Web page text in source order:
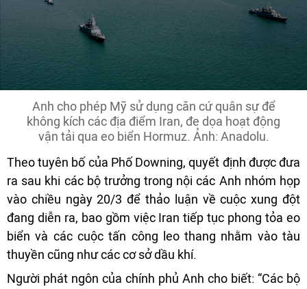
Anh cho phép Mỹ sử dụng căn cứ quân sự để
không kích các địa điểm Iran, đe dọa hoạt động
vận tải qua eo biển Hormuz. Ảnh: Anadolu.
Theo tuyên bố của Phố Downing, quyết định được đưa
ra sau khi các bộ trưởng trong nội các Anh nhóm họp
vào chiều ngày 20/3 để thảo luận về cuộc xung đột
đang diễn ra, bao gồm việc Iran tiếp tục phong tỏa eo
biển và các cuộc tấn công leo thang nhằm vào tàu
thuyền cũng như các cơ sở dầu khí.
Người phát ngôn của chính phủ Anh cho biết: “Các bộ